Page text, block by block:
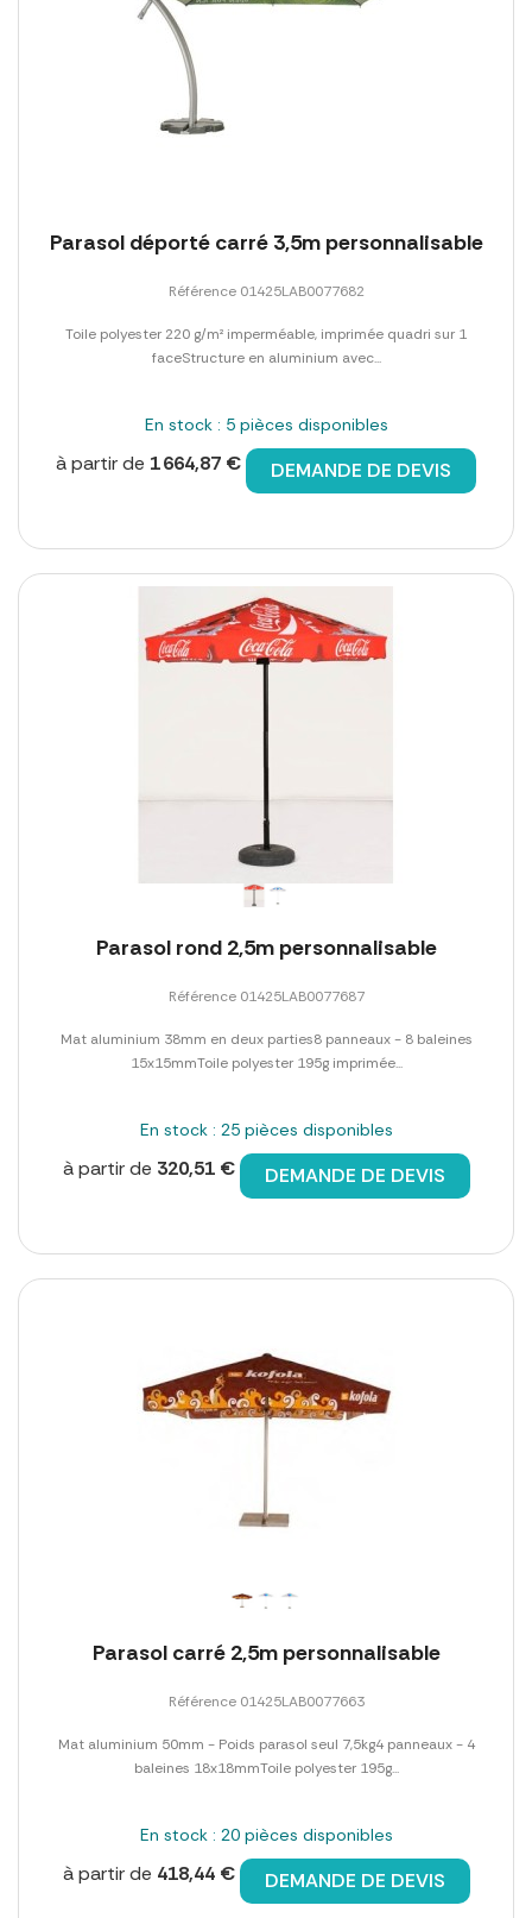
Parasol déporté carré 3,5m personnalisable
Référence 01425LAB0077682
Toile polyester 220 g/m² imperméable, imprimée quadri sur 1
faceStructure en aluminium avec...
En stock : 5 pièces disponibles
à partir de 1 664,87 € DEMANDE DE DEVIS
Parasol rond 2,5m personnalisable
Référence 01425LAB0077687
Mat aluminium 38mm en deux parties8 panneaux - 8 baleines
15x15mmToile polyester 195g imprimée...
En stock : 25 pièces disponibles
à partir de 320,51 € DEMANDE DE DEVIS
Parasol carré 2,5m personnalisable
Référence 01425LAB0077663
Mat aluminium 50mm - Poids parasol seul 7,5kg4 panneaux - 4
baleines 18x18mmToile polyester 195g...
En stock : 20 pièces disponibles
à partir de 418,44 € DEMANDE DE DEVIS